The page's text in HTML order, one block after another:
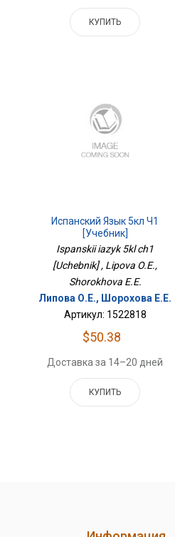
КУПИТЬ
Испанский Язык 5кл Ч1
[Учебник]
Ispanskii iazyk 5kl ch1
[Uchebnik] , Lipova O.E.,
Shorokhova E.E.
Липова О.Е., Шорохова Е.Е.
Артикул: 1522818
$50.38
Доставка за 14–20 дней
КУПИТЬ